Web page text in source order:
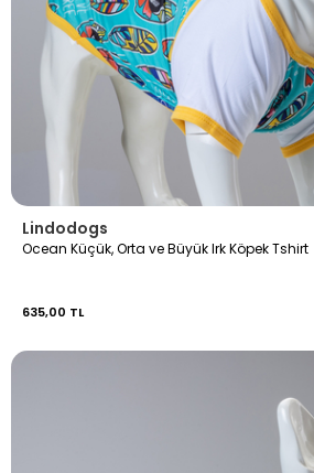
Lindodogs
Ocean Küçük, Orta ve Büyük Irk Köpek Tshirt
635,00 TL